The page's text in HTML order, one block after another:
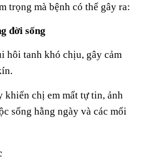
trọng mà bệnh có thể gây ra:
đời sống
hôi tanh khó chịu, gây cảm
khiến chị em mất tự tin, ảnh
sống hằng ngày và các mối